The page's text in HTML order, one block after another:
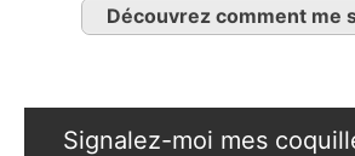
Découvrez comment me
Signalez-moi mes